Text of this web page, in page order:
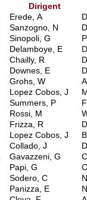
Dirigent
Erede, A
Sanzogno, N
Sinopoli, G
Delamboye, E
Chailly, R
Downes, E
Grohs, W
Lopez Cobos, J
Summers, P
Rossi, M
Frizza, R
Lopez Cobos, J
Collado, J
Gavazzeni, G
Papi, G
Sodero, C
Panizza, E